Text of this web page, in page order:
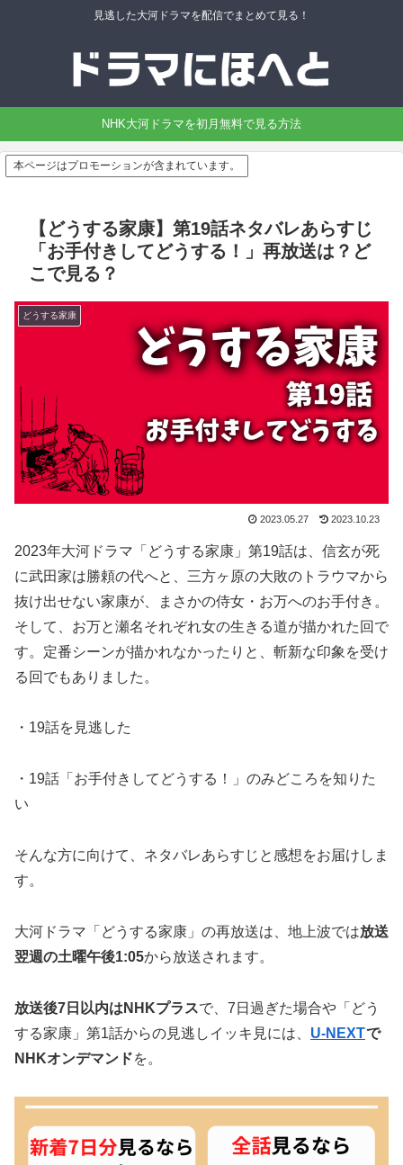
見逃した大河ドラマを配信でまとめて見る！
NHK大河ドラマを初月無料で見る方法
本ページはプロモーションが含まれています。
【どうする家康】第19話ネタバレあらすじ
「お手付きしてどうする！」再放送は？ど
こで見る？
どうする家康
2023.05.27 2023.10.23
2023年大河ドラマ「どうする家康」第19話は、信玄が死
に武田家は勝頼の代へと、三方ヶ原の大敗のトラウマから
抜け出せない家康が、まさかの侍女・お万へのお手付き。
そして、お万と瀬名それぞれ女の生きる道が描かれた回で
す。定番シーンが描かれなかったりと、斬新な印象を受け
る回でもありました。
・19話を見逃した
・19話「お手付きしてどうする！」のみどころを知りた
い
そんな方に向けて、ネタバレあらすじと感想をお届けしま
す。
大河ドラマ「どうする家康」の再放送は、地上波では放送
翌週の土曜午後1:05から放送されます。
放送後7日以内はNHKプラスで、7日過ぎた場合や「どう
する家康」第1話からの見逃しイッキ見には、 U-NEXTで
NHKオンデマンドを。